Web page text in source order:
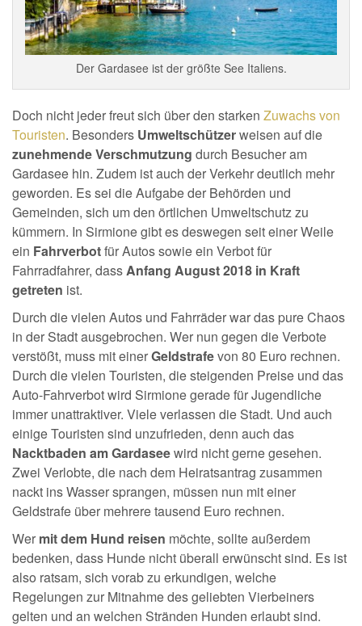
Der Gardasee ist der größte See Italiens.
Doch nicht jeder freut sich über den starken Zuwachs von
Touristen. Besonders Umweltschützerweisen auf die
zunehmende Verschmutzung durch Besucher am
Gardasee hin. Zudem ist auch der Verkehr deutlich mehr
geworden. Es sei die Aufgabe der Behörden und
Gemeinden, sich um den örtlichen Umweltschutz zu
kümmern. In Sirmione gibt es deswegen seit einer Weile
ein Fahrverbotfür Autos sowie ein Verbot für
Fahrradfahrer, dass Anfang August 2018 in Kraft
getreten ist.
Durch die vielen Autos und Fahrräder war das pure Chaos
in der Stadt ausgebrochen. Wer nun gegen die Verbote
verstößt, muss mit einerGeldstrafevon 80 Euro rechnen.
Durch die vielen Touristen, die steigenden Preise und das
Auto-Fahrverbot wird Sirmione gerade für Jugendliche
immer unattraktiver. Viele verlassen die Stadt. Und auch
einige Touristen sind unzufrieden, denn auch das
Nacktbaden am Gardaseewird nicht gerne gesehen.
Zwei Verlobte, die nach dem Heiratsantrag zusammen
nackt ins Wasser sprangen, müssen nun mit einer
Geldstrafe über mehrere tausend Euro rechnen.
Wer mit dem Hund reisen möchte, sollte außerdem
bedenken, dass Hunde nicht überall erwünscht sind. Es ist
also ratsam, sich vorab zu erkundigen, welche
Regelungen zur Mitnahme des geliebten Vierbeiners
gelten und an welchen Stränden Hunden erlaubt sind.